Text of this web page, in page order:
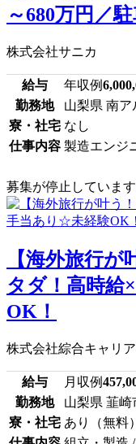
～680万円／
株式会社サニカ
給与 年収例
勤務地
山梨県 南ア
寮・社宅 なし
仕事内容 製造エンジ
募集が停止しています
【海外旅行
タダ！高時給
OK！
株式会社綜合キャリ
給与 月収例
勤務地
山梨県 韮崎
寮・社宅 あり（無料）